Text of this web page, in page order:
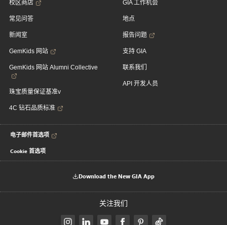
校区商店
常见问答
新闻室
GemKids 网站
GemKids 网站 Alumni Collective
珠宝质量保证基准v
4C 钻石品质标准
GIA 工作机会
地点
报告问题
支持 GIA
联系我们
API 开发人员
电子邮件首选项
Cookie 首选项
Download the New GIA App
关注我们